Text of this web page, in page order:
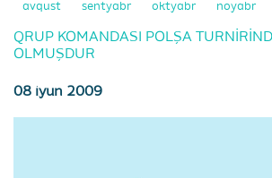
avqust
sentyabr oktyabr noyabr
QRUP KOMANDASI POLŞA
OLMUŞDUR
08 iyun 2009